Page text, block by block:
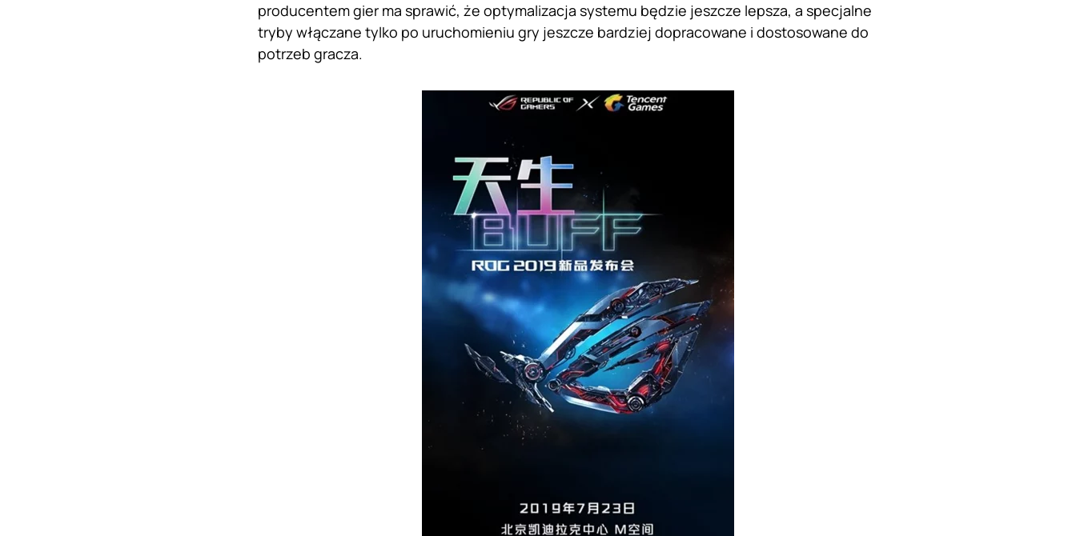
producentem gier ma sprawić, że optymalizacja systemu będzie jeszcze lepsza, a specjalne
tryby włączane tylko po uruchomieniu gry jeszcze bardziej dopracowane i dostosowane do
potrzeb gracza.